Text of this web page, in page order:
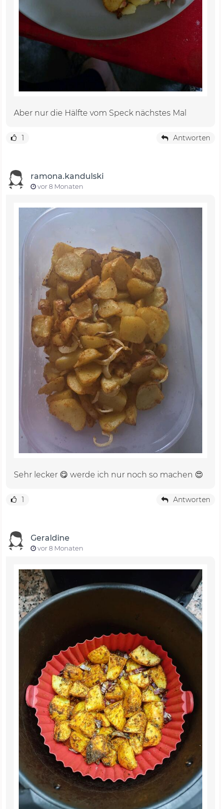
Aber nur die Hälfte vom Speck nächstes Mal
1 Antworten
ramona.kandulski
vor 8 Monaten
Sehr lecker 😋 werde ich nur noch so machen 😍
1 Antworten
Geraldine
vor 8 Monaten